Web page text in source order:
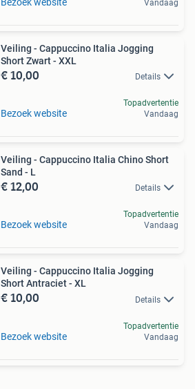
Vandaag
Veiling - Cappuccino Italia Jogging
Short Zwart - XXL
€ 10,00 Details
Bezoek website
Topadvertentie
Vandaag
Veiling - Cappuccino Italia Chino Short
Sand - L
€ 12,00 Details
Bezoek website
Topadvertentie
Vandaag
Veiling - Cappuccino Italia Jogging
Short Antraciet - XL
€ 10,00 Details
Bezoek website
Topadvertentie
Vandaag